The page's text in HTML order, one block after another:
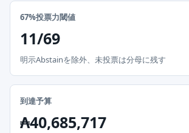
67%投票力閾値
11/69
明示Abstainを除外、未投票は分母に残す
到達予算
₳40,685,717